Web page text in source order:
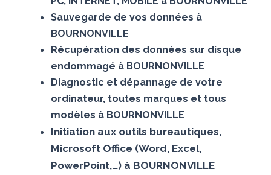
Sauvegarde de vos données à
BOURNONVILLE
Récupération des données sur disque
endommagé à BOURNONVILLE
Diagnostic et dépannage de votre
ordinateur, toutes marques et tous
modèles à BOURNONVILLE
Initiation aux outils bureautiques,
Microsoft Office (Word, Excel,
PowerPoint,…) à BOURNONVILLE